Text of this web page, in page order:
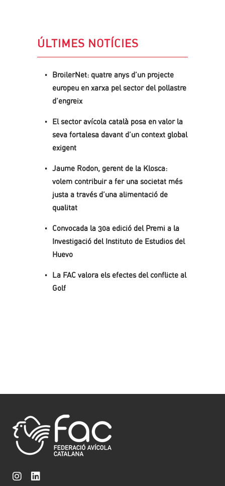
ÚLTIMES NOTÍCIES
BroilerNet: quatre anys d’un projecte
europeu en xarxa pel sector del pollastre
d’engreix
El sector avícola català posa en valor la
seva fortalesa davant d’un context global
exigent
Jaume Rodon, gerent de la Klosca:
volem contribuir a fer una societat més
justa a través d’una alimentació de
qualitat
Convocada la 30a edició del Premi a la
Investigació del Instituto de Estudios del
Huevo
La FAC valora els efectes del conflicte al
Golf